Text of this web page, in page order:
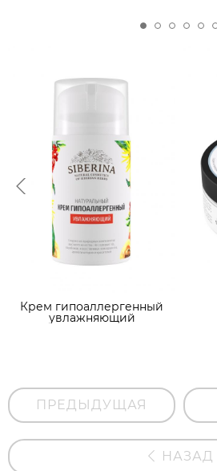
Крем гипоаллергенный
увлажняющий
ПРЕДЫДУЩАЯ
НАЗАД